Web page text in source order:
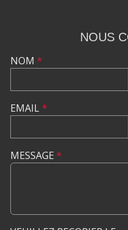
NOUS
NOM *
EMAIL*
MESSAGE *